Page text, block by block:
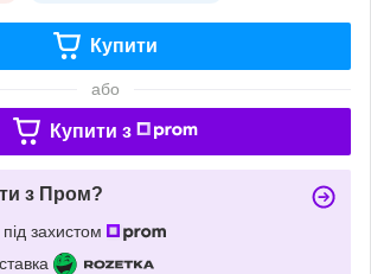
Купити
або
Купити з
з Пром?
захистом